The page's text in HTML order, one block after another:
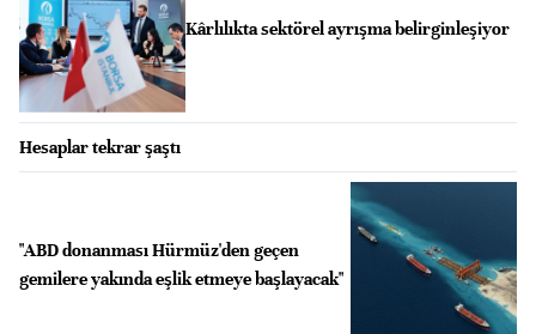
Kârlılıkta sektörel ayrışma belirginleşiyor
Hesaplar tekrar şaştı
"ABD donanması Hürmüz'den geçen
gemilere yakında eşlik etmeye başlayacak"